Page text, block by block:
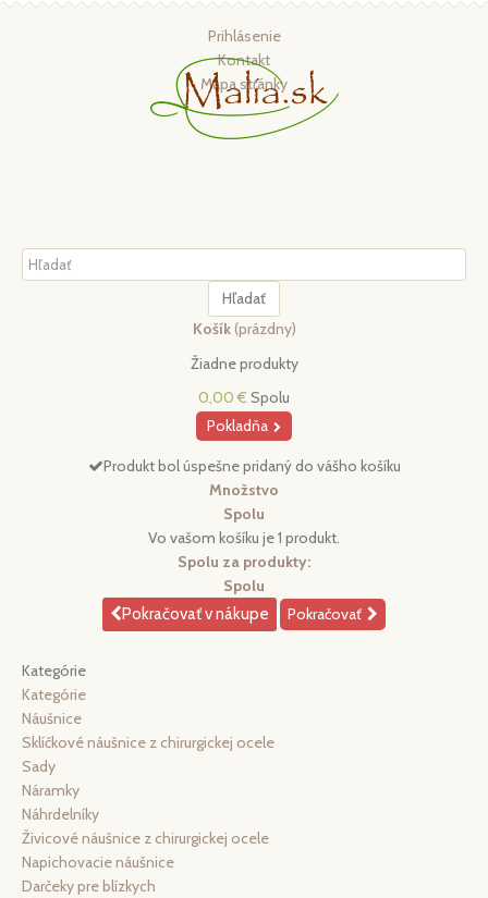
Prihlásenie
Kontakt
Mapa stránky
Hľadať
Košík(prázdny)
Žiadne produkty
0,00 € Spolu
Pokladňa
Produkt bol úspešne pridaný do vášho košíku
Množstvo
Spolu
Vo vašom košíku je 1 produkt.
Spolu za produkty:
Spolu
Pokračovať v nákupe
Pokračovať
Kategórie
Kategórie
Náušnice
Sklíčkové náušnice z chirurgickej ocele
Sady
Náramky
Náhrdelníky
Živicové náušnice z chirurgickej ocele
Napichovacie náušnice
Darčeky pre blízkych